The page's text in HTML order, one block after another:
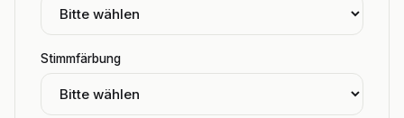
Stimmfärbung